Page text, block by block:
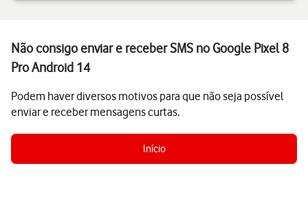
Não consigo enviar e receber SMS no Google Pixel 8
Pro Android 14
Podem haver diversos motivos para que não seja possível
enviar e receber mensagens curtas.
Início